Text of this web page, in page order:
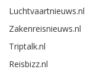
Luchtvaartnieuws.nl
Zakenreisnieuws.nl
Triptalk.nl
Reisbizz.nl